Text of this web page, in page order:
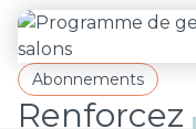
Abonnements
Renforcez